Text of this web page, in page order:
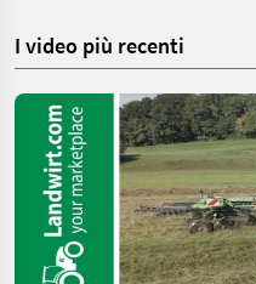
I video più recenti